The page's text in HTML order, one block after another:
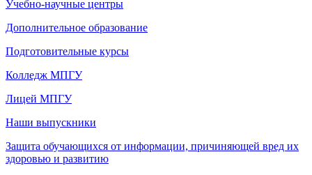
Учебно-научные центры
Дополнительное образование
Подготовительные курсы
Колледж МПГУ
Лицей МПГУ
Наши выпускники
Защита обучающихся от информации, причиняющей вред их
здоровью и развитию